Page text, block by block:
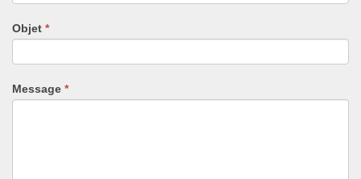
Objet *
Message *
champ.